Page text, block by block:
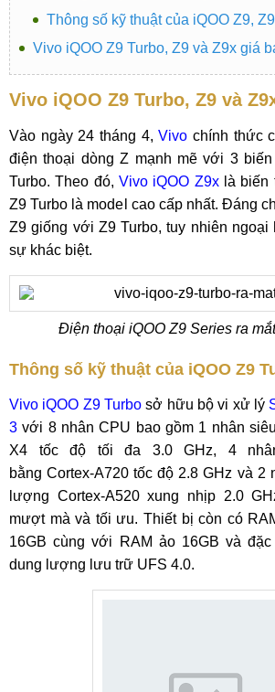
Thông số kỹ thuật của iQOO Z9,
Vivo iQOO Z9 Turbo, Z9 và Z9x giá
Vivo iQOO Z9 Turbo, Z9 và
Vào ngày 24 tháng 4,Vivo chính thức
điện thoại dòng Z mạnh mẽ với 3
Turbo. Theo đó, Vivo iQOO Z9xlà biến
Z9 Turbo là model cao cấp nhất. Đáng
Z9 giống với Z9 Turbo, tuy nhiên ngoại
sự khác biệt.
Điện thoại iQOO Z9 Series ra
Thông số kỹ thuật của iQOO Z9
Vivo iQOO Z9 Turbo sở hữu bộ vi xử lý
3 với 8 nhân CPU bao gồm 1 nhân
X4 tốc độ tối đa 3.0 GHz, 4
bằng Cortex-A720 tốc độ 2.8 GHz và 2
lượng Cortex-A520 xung nhịp 2.0
mượt mà và tối ưu. Thiết bị còn có
16GB cùng với RAM ảo 16GB và
dung lượng lưu trữ UFS 4.0.